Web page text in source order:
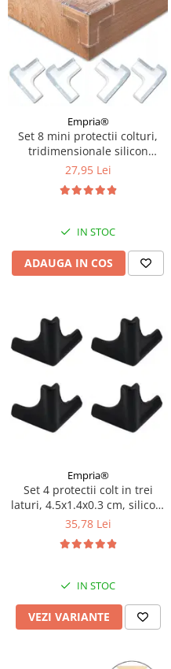
Empria®
Set 8 mini protectii colturi,
tridimensionale silicon
transparent, 2.4x0.8x0.3 cm
27,95 Lei
IN STOC
ADAUGA IN COS
Empria®
Set 4 protectii colt in trei
laturi, 4.5x1.4x0.3 cm, silicon,
Diverse culori
35,78 Lei
IN STOC
VEZI VARIANTE